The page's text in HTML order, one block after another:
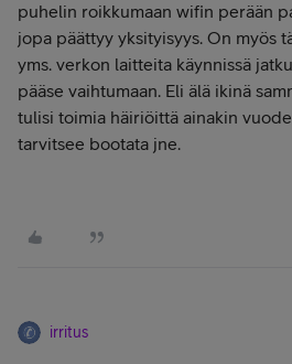
puhelin roikkumaan wifin perään
jopa päättyy yksityisyys. On myös
yms. verkon laitteita käynnissä
pääse vaihtumaan. Eli älä ikinä
tulisi toimia häiriöittä ainakin
tarvitsee bootata jne.
irritus